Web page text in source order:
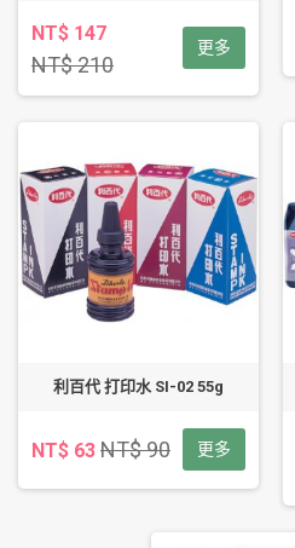
NT$ 147
NT$ 210
更多
利百代 打印水 SI-02 55g
NT$ 63 NT$ 90 更多